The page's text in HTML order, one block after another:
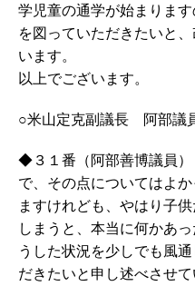
学児童の通学が始まりま
を図っていただきたいと
います。
以上でございます。
○米山定克副議長 阿部議
◆３１番（阿部善博議員
で、その点についてはよ
ますけれども、やはり子
しまうと、本当に何かあ
うした状況を少しでも風
だきたいと申し述べさせて